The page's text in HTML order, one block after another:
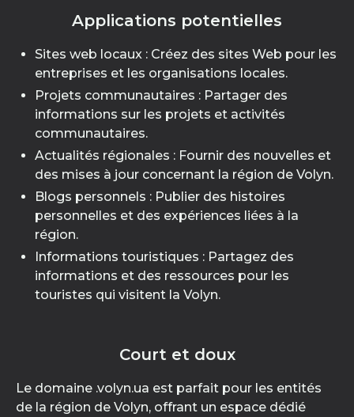
Applications potentielles
Sites web locaux : Créez des sites Web pour les
entreprises et les organisations locales.
Projets communautaires : Partager des
informations sur les projets et activités
communautaires.
Actualités régionales : Fournir des nouvelles et
des mises à jour concernant la région de Volyn.
Blogs personnels : Publier des histoires
personnelles et des expériences liées à la
région.
Informations touristiques : Partagez des
informations et des ressources pour les
touristes qui visitent la Volyn.
Court et doux
Le domaine .volyn.ua est parfait pour les entités
de la région de Volyn, offrant un espace dédié